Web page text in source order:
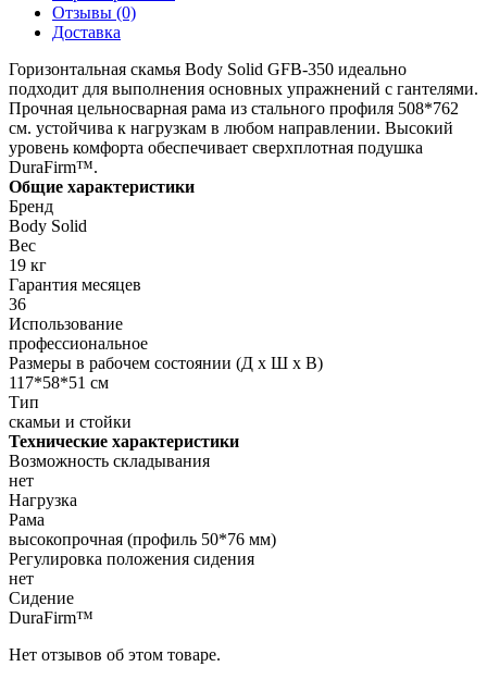
Отзывы (0)
Доставка
Горизонтальная скамья Body Solid GFB-350 идеально
подходит для выполнения основных упражнений с гантелями.
Прочная цельносварная рама из стального профиля 508*762
см. устойчива к нагрузкам в любом направлении. Высокий
уровень комфорта обеспечивает сверхплотная подушка
DuraFirm™.
Общие характеристики
Бренд
Body Solid
Вес
19 кг
Гарантия месяцев
36
Использование
профессиональное
Размеры в рабочем состоянии (Д х Ш х В)
117*58*51 см
Тип
скамьи и стойки
Технические характеристики
Возможность складывания
нет
Нагрузка
Рама
высокопрочная (профиль 50*76 мм)
Регулировка положения сидения
нет
Сидение
DuraFirm™
Нет отзывов об этом товаре.